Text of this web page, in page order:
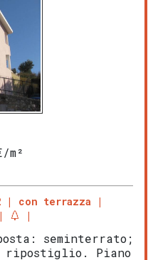
m²
con terrazza
seminterrato;
ripostiglio. Piano